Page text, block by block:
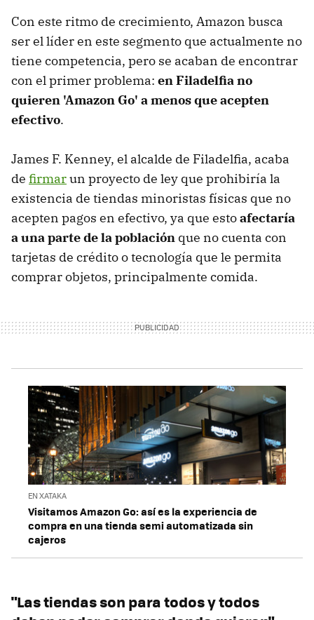
Con este ritmo de crecimiento, Amazon busca
ser el líder en este segmento que actualmente no
tiene competencia, pero se acaban de encontrar
con el primer problema: en Filadelfia no
quieren 'Amazon Go' a menos que acepten
efectivo.
James F. Kenney, el alcalde de Filadelfia, acaba
de firmarun proyecto de ley que prohibiría la
existencia de tiendas minoristas físicas que no
acepten pagos en efectivo, ya que estoafectaría
a una parte de la población que no cuenta con
tarjetas de crédito o tecnología que le permita
comprar objetos, principalmente comida.
EN XATAKA
Visitamos Amazon Go: así es la experiencia de
compra en una tienda semi automatizada sin
cajeros
"Las tiendas son para todos y todos